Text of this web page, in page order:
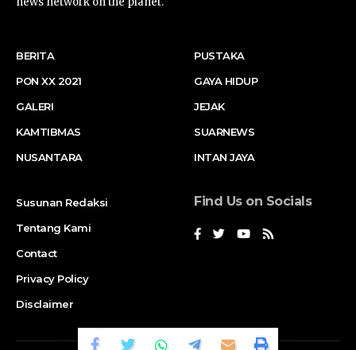
BERITA
PON XX 2021
GALERI
KAMTIBMAS
NUSANTARA
PUSTAKA
GAYA HIDUP
JEJAK
SUARNEWS
INTAN JAYA
Susunan Redaksi
Tentang Kami
Contact
Privacy Policy
Disclaimer
Find Us on Socials